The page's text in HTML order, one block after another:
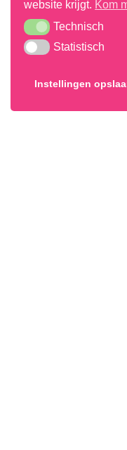
website krijgt. Kom
TechnischTechnisch
StatistischStatistisch
Instellingen